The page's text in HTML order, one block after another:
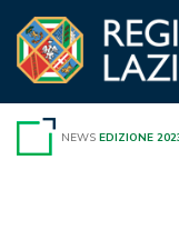
contenuto
NEWS EDIZIONE